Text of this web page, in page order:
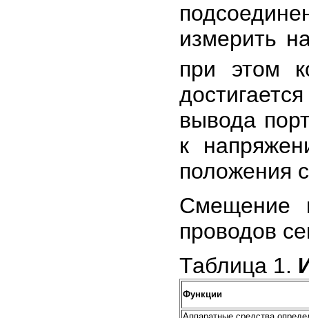
измерить
при этом
вывода
к
положения
Смещение
проводов
Таблица 1.
Функции